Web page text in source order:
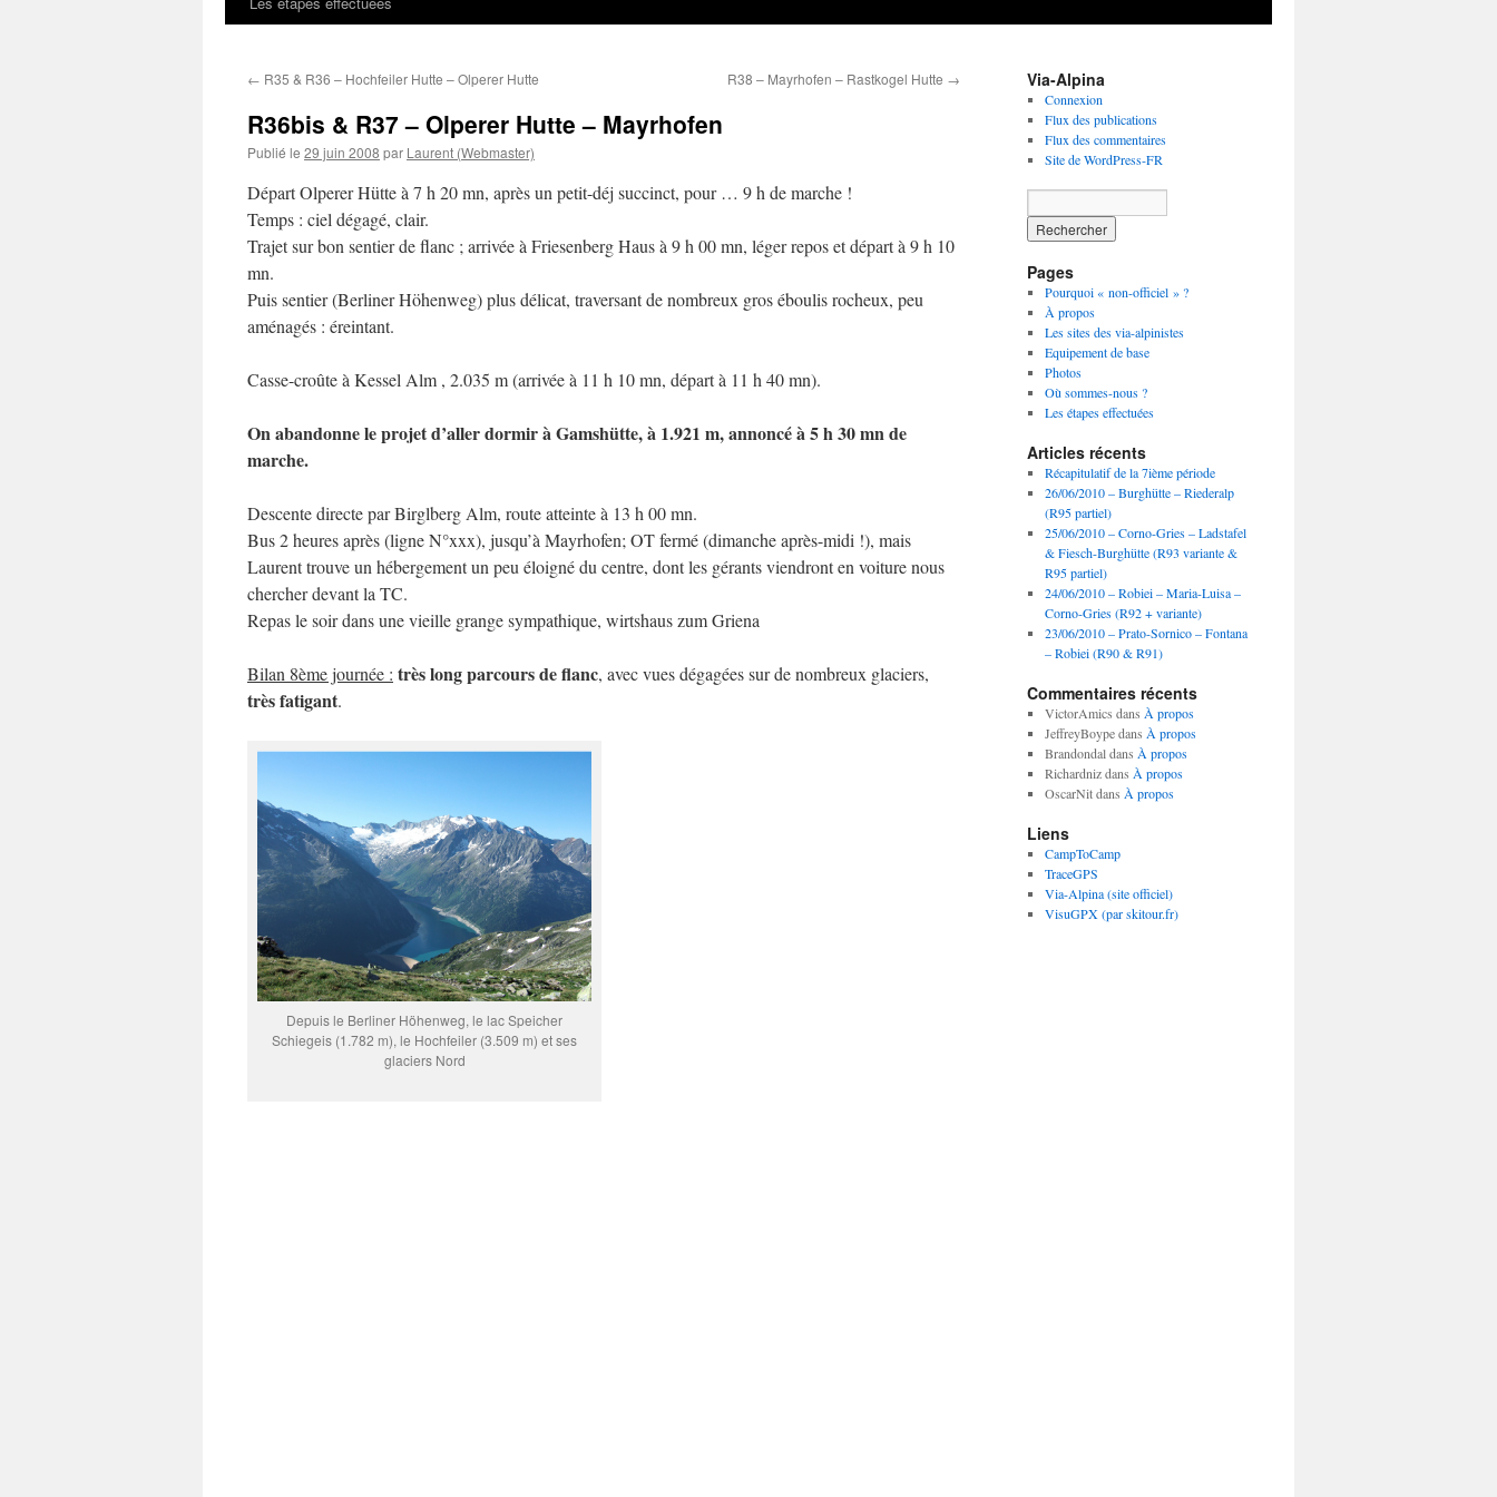
← R35 & R36 – Hochfeiler Hutte – Olperer Hutte R38 – Mayrhofen – Rastkogel Hutte →
R36bis & R37 – Olperer Hutte – Mayrhofen
Publié le 29 juin 2008 par Laurent (Webmaster)
Départ Olperer Hütte à 7 h 20 mn, après un petit-déj succinct, pour … 9 h de marche !
Temps : ciel dégagé, clair.
Trajet sur bon sentier de flanc ; arrivée à Friesenberg Haus à 9 h 00 mn, léger repos et départ à 9 h 10
mn.
Puis sentier (Berliner Höhenweg) plus délicat, traversant de nombreux gros éboulis rocheux, peu
aménagés : éreintant.
Casse-croûte à Kessel Alm , 2.035 m (arrivée à 11 h 10 mn, départ à 11 h 40 mn).
On abandonne le projet d’aller dormir à Gamshütte, à 1.921 m, annoncé à 5 h 30 mn de
marche.
Descente directe par Birglberg Alm, route atteinte à 13 h 00 mn.
Bus 2 heures après (ligne N°xxx), jusqu’à Mayrhofen; OT fermé (dimanche après-midi !), mais
Laurent trouve un hébergement un peu éloigné du centre, dont les gérants viendront en voiture nous
chercher devant la TC.
Repas le soir dans une vieille grange sympathique, wirtshaus zum Griena
Bilan 8ème journée : très long parcours de flanc, avec vues dégagées sur de nombreux glaciers,
très fatigant.
Depuis le Berliner Höhenweg, le lac Speicher
Schiegeis (1.782 m), le Hochfeiler (3.509 m) et ses
glaciers Nord
Via-Alpina
Connexion
Flux des publications
Flux des commentaires
Site de WordPress-FR
Pages
Pourquoi « non-officiel » ?
À propos
Les sites des via-alpinistes
Equipement de base
Photos
Où sommes-nous ?
Les étapes effectuées
Articles récents
Récapitulatif de la 7ième période
26/06/2010 – Burghütte – Riederalp
(R95 partiel)
25/06/2010 – Corno-Gries – Ladstafel
& Fiesch-Burghütte (R93 variante &
R95 partiel)
24/06/2010 – Robiei – Maria-Luisa –
Corno-Gries (R92 + variante)
23/06/2010 – Prato-Sornico – Fontana
– Robiei (R90 & R91)
Commentaires récents
VictorAmics dans À propos
JeffreyBoypedans À propos
Brandondaldans À propos
Richardnizdans À propos
OscarNitdans À propos
Liens
CampToCamp
TraceGPS
Via-Alpina (site officiel)
VisuGPX (par skitour.fr)